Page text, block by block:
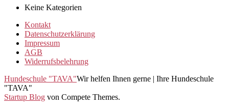
Keine Kategorien
Kontakt
Datenschutzerklärung
Impressum
AGB
Widerrufsbelehrung
Hundeschule "TAVA"Wir helfen Ihnen gerne | Ihre Hundeschule
"TAVA"
Startup Blog von Compete Themes.